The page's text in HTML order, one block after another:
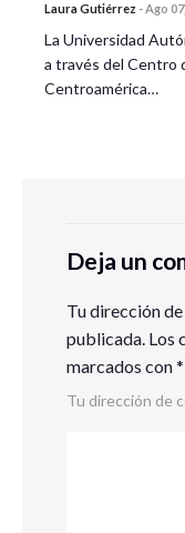
Laura Gutiérrez -Ago
La Universidad
a través del Centro
Centroamérica…
Deja un
Tu dirección
publicada. Los
marcados con*
Tu dirección de